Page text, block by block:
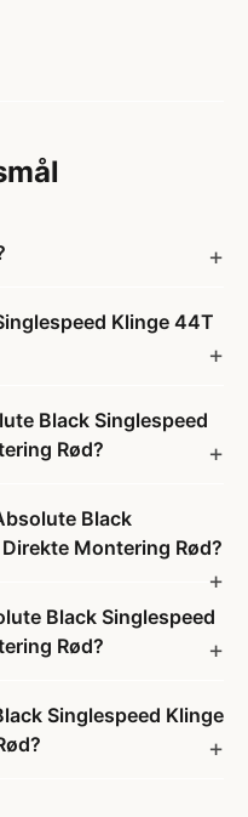
Klinge 44T
Black Singlespeed
Rød?
Black
Montering Rød?
Black Singlespeed
Rød?
Singlespeed Klinge